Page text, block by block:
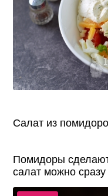
Салат из
Помидоры
салат можно